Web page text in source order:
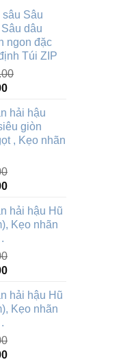
sâu Sâu
dâu
ngon đặc
Túi ZIP
Giá
tại
là:
₫74,800.00.
hải hậu
giòn
, Kẹo nhãn
Giá
tại
là:
hải hậu Hũ
Kẹo nhãn
Giá
tại
là:
hải hậu Hũ
Kẹo nhãn
Giá